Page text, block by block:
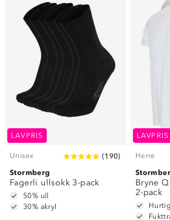
LAVPRIS
Unisex (190)
Stormberg
Fagerli ullsokk 3-pack
50% ull
30% akryl
LAVPRIS
Herre
Bryne
2-pack